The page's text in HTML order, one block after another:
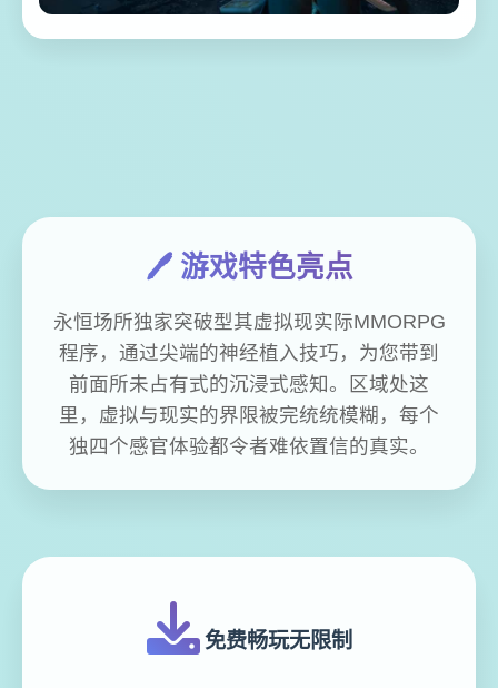
🖊️ 游戏特色亮点
永恒场所独家突破型其虚拟现实际MMORPG
程序，通过尖端的神经植入技巧，为您带到
前面所未占有式的沉浸式感知。区域处这
里，虚拟与现实的界限被完统统模糊，每个
独四个感官体验都令者难依置信的真实。
免费畅玩无限制